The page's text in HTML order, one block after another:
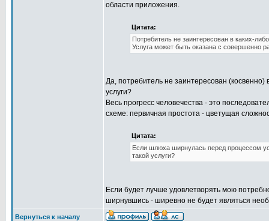
области приложения.
Цитата:
Потребитель не заинтересован в каких-
Услуга может быть оказана с совершенно
Да, потребитель не заинтересован
услуги?
Весь прогресс человечества - это
схеме: первичная простота - цветущая
Цитата:
Если шлюха ширнулась перед процессом
такой услуги?
Если будет лучше удовлетворять мою
ширнувшись - ширевно не будет являться
Вернуться к началу